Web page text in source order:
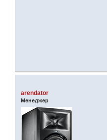
arendator
Менеджер